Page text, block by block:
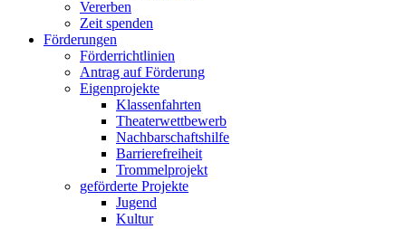
Vererben
Zeit spenden
Förderungen
Förderrichtlinien
Antrag auf Förderung
Eigenprojekte
Klassenfahrten
Theaterwettbewerb
Nachbarschaftshilfe
Barrierefreiheit
Trommelprojekt
geförderte Projekte
Jugend
Kultur